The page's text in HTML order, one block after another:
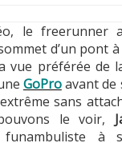
le freerunner
d’un pont à
vue préférée de
GoProavant de
sans
le voir,
à